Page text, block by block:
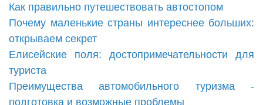
Как правильно путешествовать автостопом
Почему маленькие страны интереснее больших:
открываем секрет
Елисейские поля: достопримечательности для
туриста
Преимущества автомобильного туризма -
подготовка и возможные проблемы